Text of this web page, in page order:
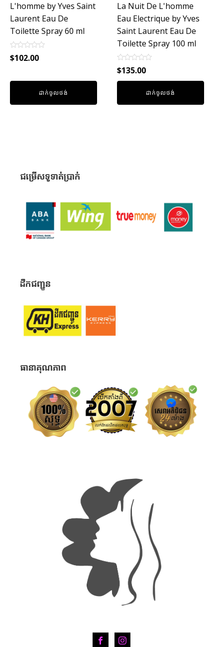
L'homme by Yves Saint
Laurent Eau De
Toilette Spray 60 ml
Rated
0
5
$102.00
ដាក់ចូលថង់
La Nuit De L'homme
Eau Electrique by Yves
Saint Laurent Eau De
Toilette Spray 100 ml
Rated
0
out
$135.00
ដាក់ចូលថង់
ជម្រើសទូទាត់ប្រាក់
ដឹកជញ្ជូន
ធានាគុណភាព